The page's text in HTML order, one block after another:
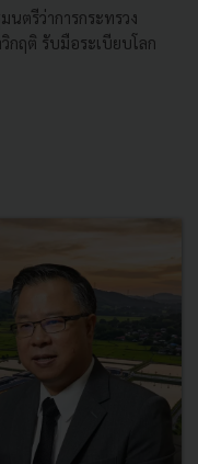
ตรีว่าการกระทรวง
กฤติ รับมือระเบียบโลก